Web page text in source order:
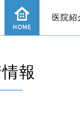
医院紹
ついて
報